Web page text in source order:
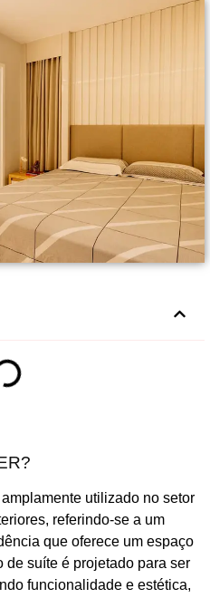
utilizado no setor
referindo-se a um
que oferece um espaço
de suíte é projetado para ser
funcionalidade e estética,